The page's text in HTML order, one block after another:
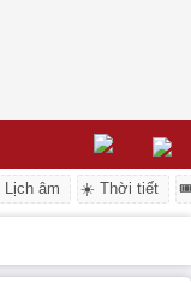
Lịch âm ☀️ Thời tiết